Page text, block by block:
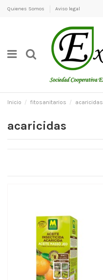
Quienes Somos Aviso legal
Inicio fitosanitarios acaricidas
acaricidas